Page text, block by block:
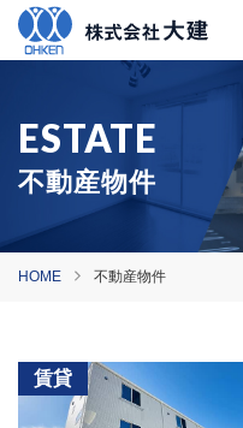
不動産物件
HOME 不動産物件
賃貸